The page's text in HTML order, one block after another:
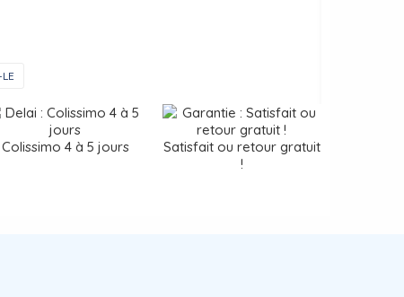
Colissimo 4 à 5 jours
Satisfait ou retour gratuit
!